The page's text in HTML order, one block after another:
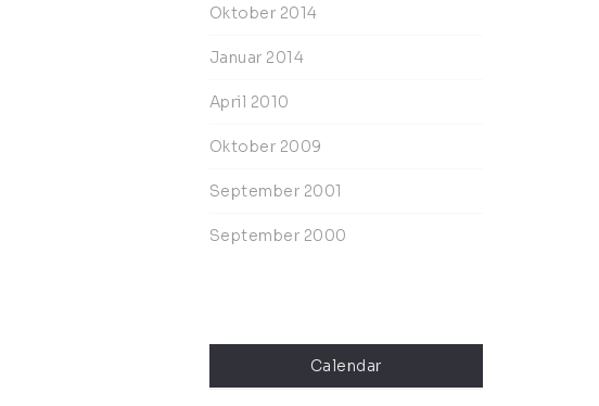
Oktober 2014
Januar 2014
April 2010
Oktober 2009
September 2001
September 2000
Calendar